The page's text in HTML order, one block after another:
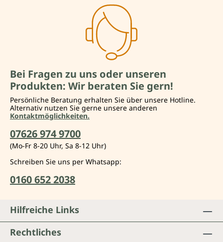
Bei Fragen zu uns oder unseren
Produkten: Wir beraten Sie gern!
Persönliche Beratung erhalten Sie über unsere Hotline.
Alternativ nutzen Sie gerne unsere anderen
Kontaktmöglichkeiten.
07626 974 9700
(Mo-Fr 8-20 Uhr, Sa 8-12 Uhr)
Schreiben Sie uns per Whatsapp:
0160 652 2038
Hilfreiche Links
Rechtliches